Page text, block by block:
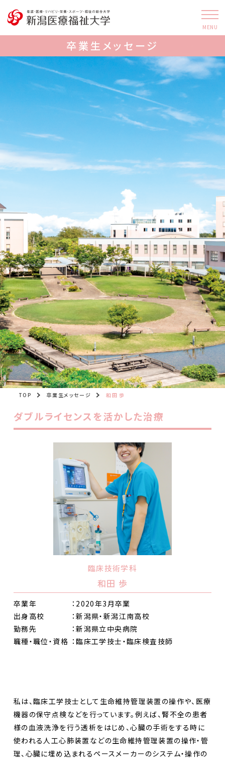
MENU
卒業生メッセージ
TOP 卒業生メッセージ 和田 歩
ダブルライセンスを活かした治療
臨床技術学科
和田 歩
卒業年
：2020年3月卒業
出身高校
：新潟県・新潟江南高校
勤務先
：新潟県立中央病院
職種・職位・資格 ：臨床工学技士・臨床検査技師
私は、臨床工学技士として生命維持管理装置の操作や、医療
機器の保守点検などを行っています。例えば、腎不全の患者
様の血液洗浄を行う透析をはじめ、心臓の手術をする時に
使われる人工心肺装置などの生命維持管理装置の操作・管
理、心臓に埋め込まれるペースメーカーのシステム・操作の